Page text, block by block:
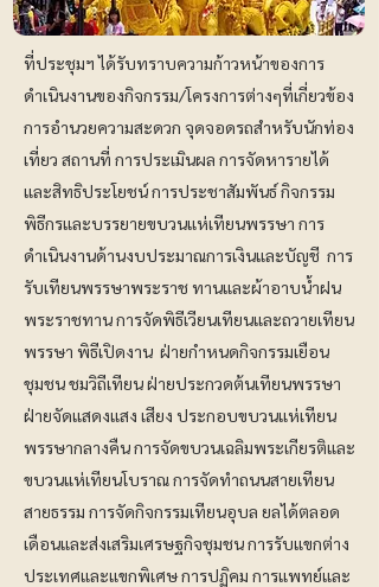
ที่ประชุมฯ ได้รับทราบความก้าวหน้าของการ
ดำเนินงานของกิจกรรม/โครงการต่างๆที่เกี่ยวข้อง
การอำนวยความสะดวก จุดจอดรถสำหรับนักท่อง
เที่ยว สถานที่ การประเมินผล การจัดหารายได้
และสิทธิประโยชน์ การประชาสัมพันธ์ กิจกรรม
พิธีกรและบรรยายขบวนแห่เทียนพรรษา การ
ดำเนินงานด้านงบประมาณการเงินและบัญชี การ
รับเทียนพรรษาพระราช ทานและผ้าอาบน้ำฝน
พระราชทาน การจัดพิธีเวียนเทียนและถวายเทียน
พรรษา พิธีเปิดงาน ฝ่ายกำหนดกิจกรรมเยือน
ชุมชน ชมวิถีเทียน ฝ่ายประกวดต้นเทียนพรรษา
ฝ่ายจัดแสดงแสง เสียง ประกอบขบวนแห่เทียน
พรรษากลางคืน การจัดขบวนเฉลิมพระเกียรติและ
ขบวนแห่เทียนโบราณ การจัดทำถนนสายเทียน
สายธรรม การจัดกิจกรรมเทียนอุบล ยลได้ตลอด
เดือนและส่งเสริมเศรษฐกิจชุมชน การรับแขกต่าง
ประเทศและแขกพิเศษ การปฏิคม การแพทย์และ